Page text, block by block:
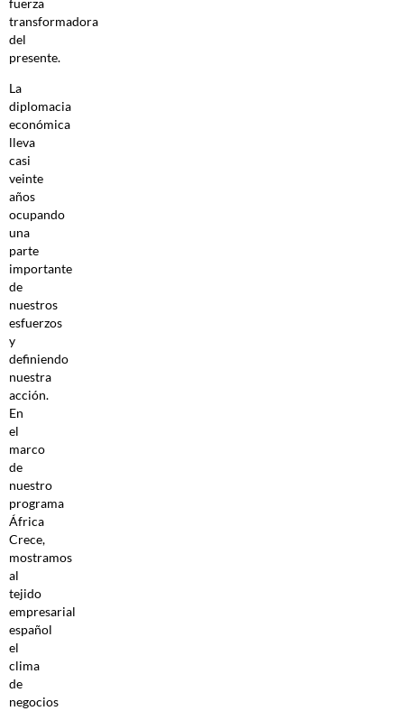
transformadora
del
presente.
La
diplomacia
económica
lleva
casi
veinte
años
ocupando
una
parte
importante
de
nuestros
esfuerzos
y
definiendo
nuestra
acción.
En
el
marco
de
nuestro
programa
África
Crece,
mostramos
al
tejido
empresarial
español
el
clima
de
negocios